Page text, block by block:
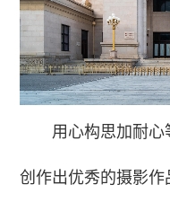
用心构思加耐
创作出优秀的摄影